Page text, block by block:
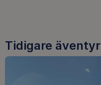
Tidigare äventyr